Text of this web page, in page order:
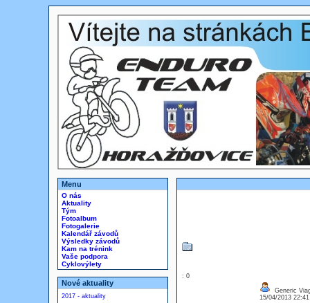
Menu
O nás
Aktuality
Tým
Fotoalbum
Fotogalerie
Kalendář závodů
Výsledky závodů
Kam na trénink
Vaše podpora
Cyklovýlety
Nové aktuality
2017 - aktuality
: 0
Generic
15/04/2013